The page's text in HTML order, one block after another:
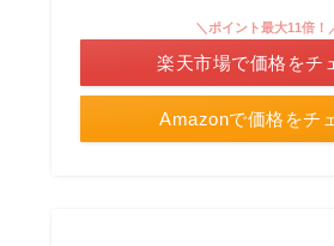
Amazonで価格をチ
＼ポイント最大11倍！
楽天市場で価格をチ